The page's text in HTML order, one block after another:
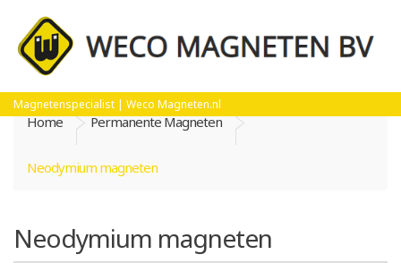
Magnetenspecialist | Weco Magneten.nl
Home Permanente Magneten
Neodymium magneten
Neodymium magneten